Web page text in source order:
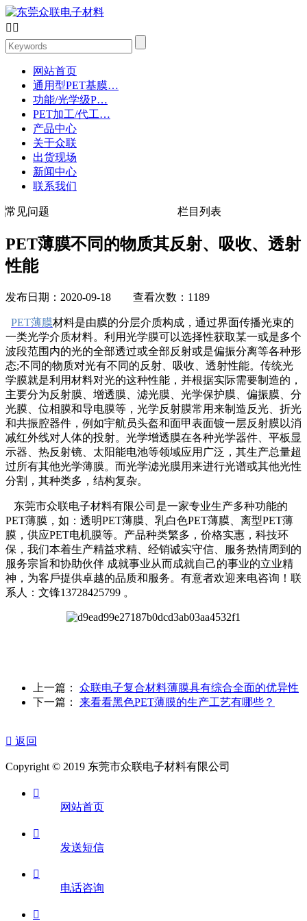
 
网站首页
通用型PET基膜…
功能/光学级P…
PET加工/代工…
产品中心
关于众联
出货现场
新闻中心
联系我们
常见问题 栏目列表
PET薄膜不同的物质其反射、吸收、透射
性能
发布日期：2020-09-18 查看次数：1189
PET薄膜材料是由膜的分层介质构成，通过界面传播光束的
一类光学介质材料。利用光学膜可以选择性获取某一或是多个
波段范围内的光的全部透过或全部反射或是偏振分离等各种形
态;不同的物质对光有不同的反射、吸收、透射性能。传统光
学膜就是利用材料对光的这种性能，并根据实际需要制造的，
主要分为反射膜、增透膜、滤光膜、光学保护膜、偏振膜、分
光膜、位相膜和导电膜等，光学反射膜常用来制造反光、折光
和共振腔器件，例如宇航员头盔和面甲表面镀一层反射膜以消
减红外线对人体的投射。光学增透膜在各种光学器件、平板显
示器、热反射镜、太阳能电池等领域应用广泛，其生产总量超
过所有其他光学薄膜。而光学滤光膜用来进行光谱或其他光性
分割，其种类多，结构复杂。
东莞市众联电子材料有限公司是一家专业生产多种功能的
PET薄膜，如：透明PET薄膜、乳白色PET薄膜、离型PET薄
膜，供应PET电机膜等。产品种类繁多，价格实惠，科技环
保，我们本着生产精益求精、经销诚实守信、服务热情周到的
服务宗旨和协助伙伴 成就事业从而成就自己的事业的立业精
神，为客戶提供卓越的品质和服务。有意者欢迎来电咨询！联
系人：文锋13728425799 。
上一篇： 众联电子复合材料薄膜具有综合全面的优异性
下一篇： 来看看黑色PET薄膜的生产工艺有哪些？
 返回
Copyright © 2019 东莞市众联电子材料有限公司

网站首页

发送短信

电话咨询
